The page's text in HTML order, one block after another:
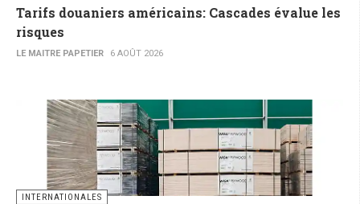
Tarifs douaniers américains: Cascades évalue les
risques
LE MAITRE PAPETIER 6 AOÛT 2026
INTERNATIONALES